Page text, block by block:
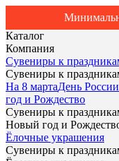
Каталог
Компания
Сувениры к
Сувениры к
На 8 мартаДень России
год и Рождество
Сувениры к
Новый год и
Ёлочные украшения
Сувениры к